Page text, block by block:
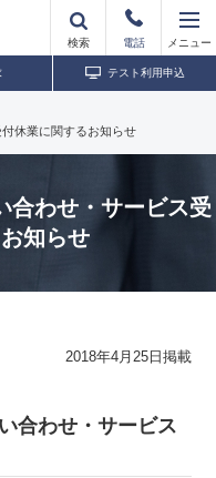
検索 電話 メニュー
テスト利用申込
休業に関するお知らせ
合わせ・サービス受
知らせ
2018年4月25日掲載
合わせ・サービス